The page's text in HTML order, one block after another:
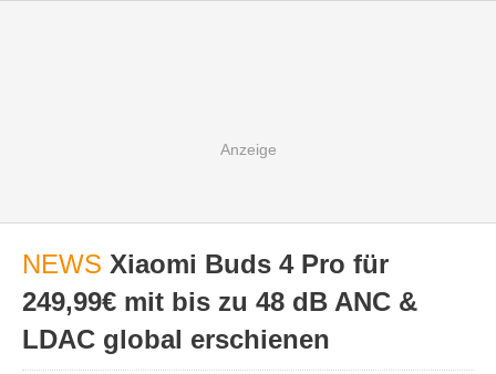
NEWS Xiaomi Buds 4 Pro für
249,99€ mit bis zu 48 dB ANC &
LDAC global erschienen